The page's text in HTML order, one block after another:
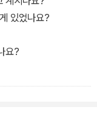
있었나요?
요?
있나요?